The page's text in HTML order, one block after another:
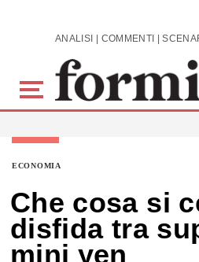
Skip to main content
ECONOMIA
Che cosa si
disfida tra
mini yen